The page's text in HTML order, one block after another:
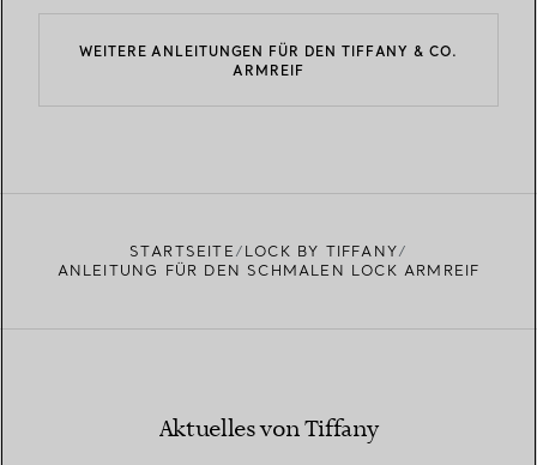
WEITERE ANLEITUNGEN FÜR DEN TIFFANY & CO.
ARMREIF
STARTSEITE
LOCK BY TIFFANY
ANLEITUNG FÜR DEN SCHMALEN LOCK ARMREIF
Aktuelles von Tiffany